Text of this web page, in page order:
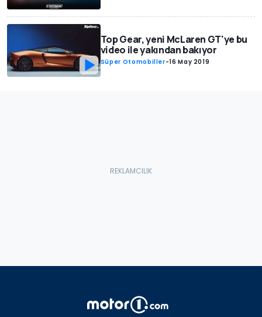
Top Gear, yeni McLaren GT'ye bu
video ile yakından bakıyor
Süper Otomobiller-16 May 2019